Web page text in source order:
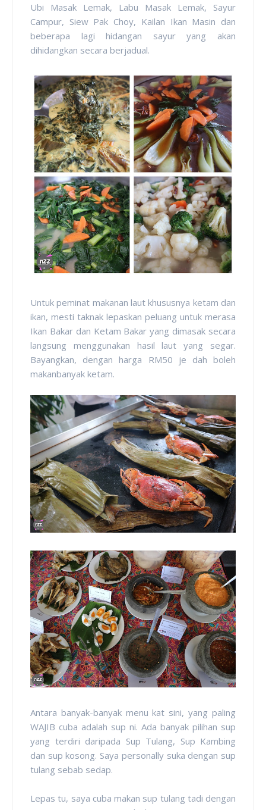
Ubi Masak Lemak, Labu Masak Lemak, Sayur
Campur, Siew Pak Choy, Kailan Ikan Masin dan
beberapa lagi hidangan sayur yang akan
dihidangkan secara berjadual.
Untuk peminat makanan laut khususnya ketam dan
ikan, mesti taknak lepaskan peluang untuk merasa
Ikan Bakar dan Ketam Bakar yang dimasak secara
langsung menggunakan hasil laut yang segar.
Bayangkan, dengan harga RM50 je dah boleh
makanbanyak ketam.
Antara banyak-banyak menu kat sini, yang paling
WAJIB cuba adalah sup ni. Ada banyak pilihan sup
yang terdiri daripada Sup Tulang, Sup Kambing
dan sup kosong. Saya personally suka dengan sup
tulang sebab sedap.
Lepas tu, saya cuba makan sup tulang tadi dengan